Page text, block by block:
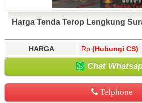
Harga Tenda Terop Lengkung
HARGA Rp. (Hubungi CS)
Chat
Telphone